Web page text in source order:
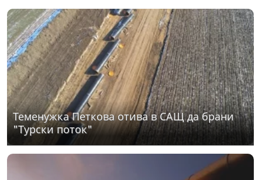
Теменужка Петкова отива в САЩ да брани
"Турски поток"